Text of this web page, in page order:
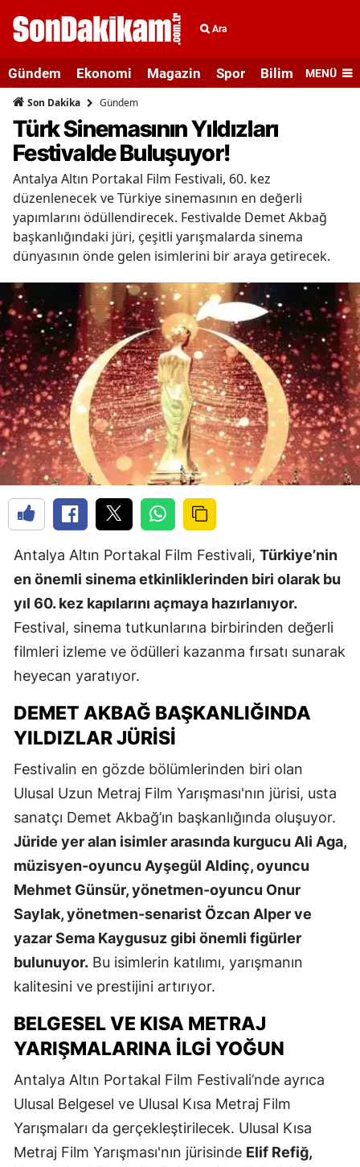
Ara
Gündem Ekonomi Magazin Spor Bilim veMENÜ
Son Dakika Gündem
Türk Sinemasının Yıldızları
Festivalde Buluşuyor!
Antalya Altın Portakal Film Festivali, 60. kez
düzenlenecek ve Türkiye sinemasının en değerli
yapımlarını ödüllendirecek. Festivalde Demet Akbağ
başkanlığındaki jüri, çeşitli yarışmalarda sinema
dünyasının önde gelen isimlerini bir araya getirecek.
Antalya Altın Portakal Film Festivali, Türkiye’nin
en önemli sinema etkinliklerinden biri olarak bu
yıl 60. kez kapılarını açmaya hazırlanıyor.
Festival, sinema tutkunlarına birbirinden değerli
filmleri izleme ve ödülleri kazanma fırsatı sunarak
heyecan yaratıyor.
DEMET AKBAĞ BAŞKANLIĞINDA
YILDIZLAR JÜRISI
Festivalin en gözde bölümlerinden biri olan
Ulusal Uzun Metraj Film Yarışması'nın jürisi, usta
sanatçı Demet Akbağ’ın başkanlığında oluşuyor.
Jüride yer alan isimler arasında kurgucu Ali Aga,
müzisyen-oyuncu Ayşegül Aldinç, oyuncu
Mehmet Günsür, yönetmen-oyuncu Onur
Saylak, yönetmen-senarist Özcan Alper ve
yazar Sema Kaygusuz gibi önemli figürler
bulunuyor. Bu isimlerin katılımı, yarışmanın
kalitesini ve prestijini artırıyor.
BELGESEL VE KISA METRAJ
YARIŞMALARINA İLGI YOĞUN
Antalya Altın Portakal Film Festivali’nde ayrıca
Ulusal Belgesel ve Ulusal Kısa Metraj Film
Yarışmaları da gerçekleştirilecek. Ulusal Kısa
Metraj Film Yarışması'nın jürisinde Elif Refiğ,